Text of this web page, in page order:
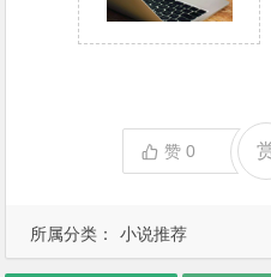
所属分类： 小说推荐
赞0